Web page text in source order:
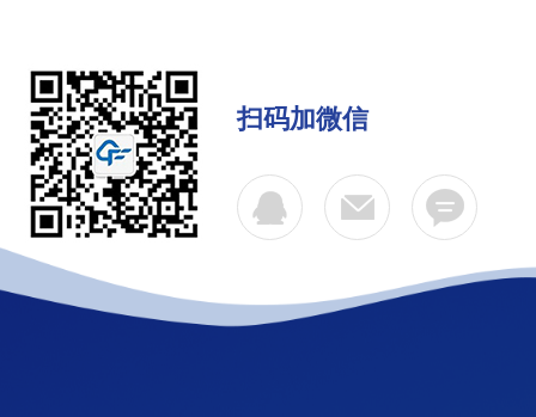
扫码加微信